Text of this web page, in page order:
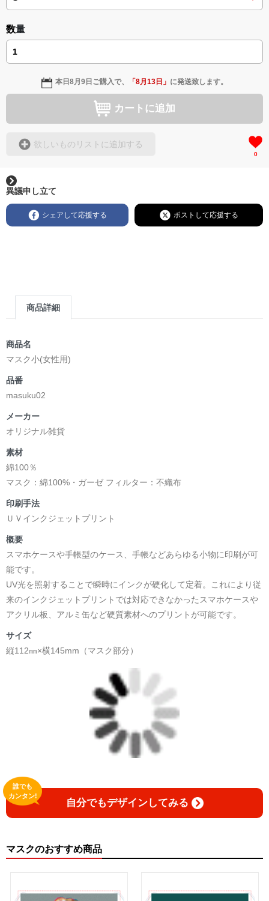
数量
本日8月9日 ご購入で、 「8月13日 」 に発送致します。
カートに追加
欲しいものリストに追加する
0
異議申し立て
シェアして応援する ポストして応援する
商品詳細
商品名
マスク小(女性用)
品番
masuku02
メーカー
オリジナル雑貨
素材
綿100％
マスク：綿100%・ガーゼ フィルター：不織布
印刷手法
ＵＶインクジェットプリント
概要
スマホケースや手帳型のケース、手帳などあらゆる小物に印刷が可
能です。
UV光を照射することで瞬時にインクが硬化して定着。これにより従
来のインクジェットプリントでは対応できなかったスマホケースや
アクリル板、アルミ缶など硬質素材へのプリントが可能です。
サイズ
縦112㎜×横145mm（マスク部分）
自分でもデザインしてみる
誰でも
カンタン!
マスクのおすすめ商品